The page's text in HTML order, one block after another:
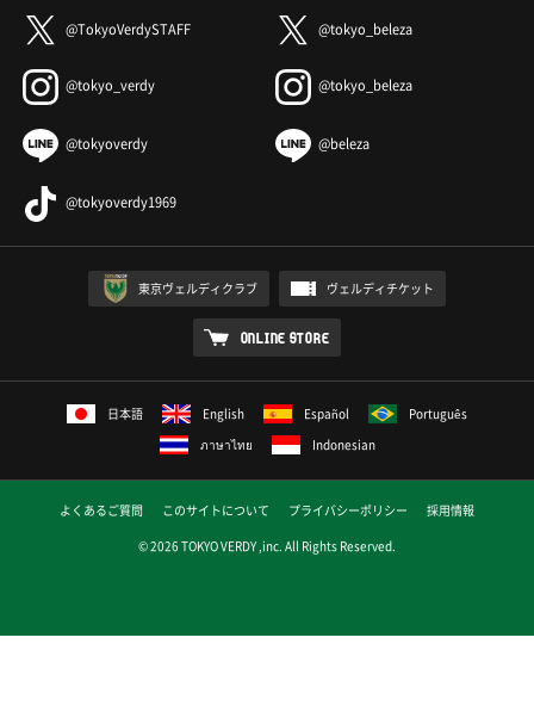
@TokyoVerdySTAFF @tokyo_beleza
@tokyo_verdy @tokyo_beleza
@tokyoverdy @beleza
@tokyoverdy1969
東京ヴェルディクラブ ヴェルディチケット
ONLINE STORE
日本語 English Español
Português
ภาษาไทย
Indonesian
よくあるご質問 このサイトについて プライバシーポリシー
採用情報
© 2026 TOKYO VERDY ,inc. All Rights Reserved.